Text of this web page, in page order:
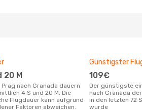
20 M
4 S und 20 M. Die
Flugdauer kann aufgrund
Faktoren abweichen.
Günstigster
109€
Der günstigste einfache Flug von Prag
nach Granada
in den letzten 72
wurde